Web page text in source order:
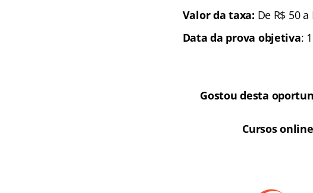
Valor da taxa: De R$ 50 a
Data da prova objetiva:
Gostou desta
Cursos